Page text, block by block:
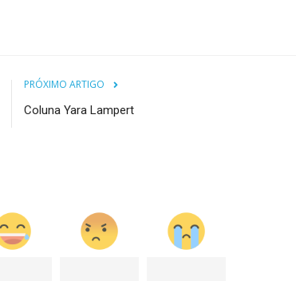
PRÓXIMO ARTIGO
Coluna Yara Lampert